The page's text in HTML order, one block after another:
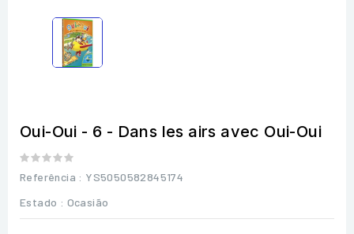
Oui-Oui - 6 - Dans les airs avec Oui-Oui
Referência : YS5050582845174
Estado : Ocasião